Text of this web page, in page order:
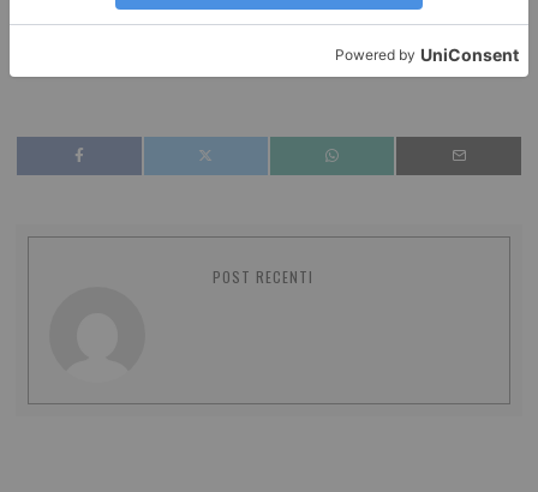
IL TORINESE
POST RECENTI